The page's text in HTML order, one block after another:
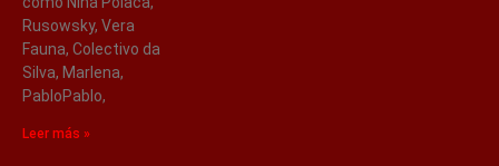
Rusowsky, Vera
Fauna, Colectivo da
Silva, Marlena,
PabloPablo,
Leer más »